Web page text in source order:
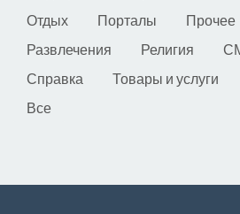
Отдых
Порталы Прочее
Развлечения
Религия
Справка
Товары и услуги
Все